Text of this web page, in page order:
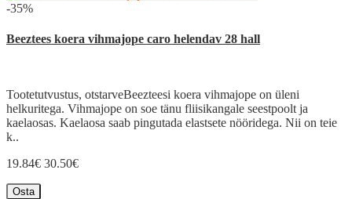
-35%
Beeztees koera vihmajope caro helendav 28 hall
Tootetutvustus, otstarveBeezteesi koera vihmajope on üleni
helkuritega. Vihmajope on soe tänu fliisikangale seestpoolt ja
kaelaosas. Kaelaosa saab pingutada elastsete nööridega. Nii on teie
k..
19.84€ 30.50€
Osta